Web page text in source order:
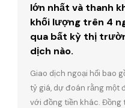
lớn nhất và thanh
khối lượng trên 4
qua bất kỳ thị
dịch nào.
Giao dịch ngoại hối bao
tỷ giá, dự đoán rằng một
với đồng tiền khác.